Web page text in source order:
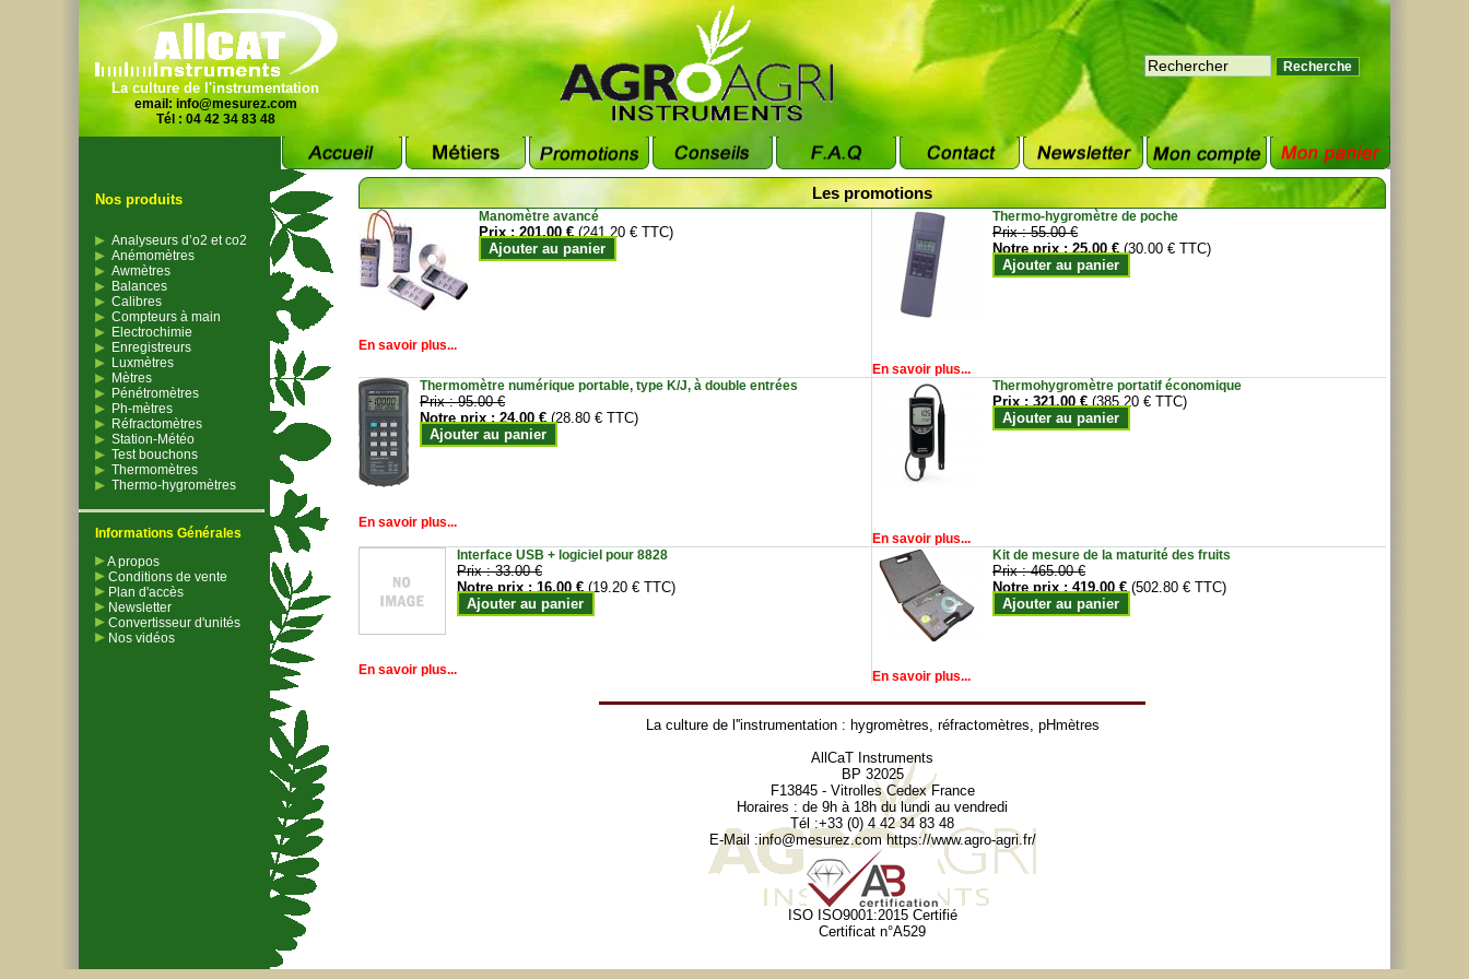
La culture de l'instrumentation
email: info@mesurez.com
Tél : 04 42 34 83 48
Nos produits
Analyseurs d’o2 et co2
Anémomètres
Awmètres
Balances
Calibres
Compteurs à main
Electrochimie
Enregistreurs
Luxmètres
Mètres
Pénétromètres
Ph-mètres
Réfractomètres
Station-Météo
Test bouchons
Thermomètres
Thermo-hygromètres
Informations Générales
A propos
Conditions de vente
Plan d'accès
Newsletter
Convertisseur d'unités
Nos vidéos
Les promotions
Manomètre avancé
Prix :201.00 € (241.20 € TTC)
Ajouter au panier
En savoir plus...
Thermo-hygromètre de poche
Prix :55.00 €
Notre prix :25.00 € (30.00 € TTC)
Ajouter au panier
En savoir plus...
Thermomètre numérique portable, type K/J, à double entrées
Prix :95.00 €
Notre prix :24.00 € (28.80 € TTC)
Ajouter au panier
En savoir plus...
Thermohygromètre portatif économique
Prix :321.00 € (385.20 € TTC)
Ajouter au panier
En savoir plus...
Interface USB + logiciel pour 8828
Prix :33.00 €
Notre prix :16.00 € (19.20 € TTC)
Ajouter au panier
En savoir plus...
Kit de mesure de la maturité des fruits
Prix :465.00 €
Notre prix :419.00 € (502.80 € TTC)
Ajouter au panier
En savoir plus...
La culture de l''instrumentation : hygromètres, réfractomètres, pHmètres
AllCaT Instruments
BP 32025
F13845 - Vitrolles Cedex France
Horaires : de 9h à 18h du lundi au vendredi
Tél :+33 (0) 4 42 34 83 48
E-Mail :info@mesurez.com https://www.agro-agri.fr/
ISO ISO9001:2015 Certifié
Certificat n°A529